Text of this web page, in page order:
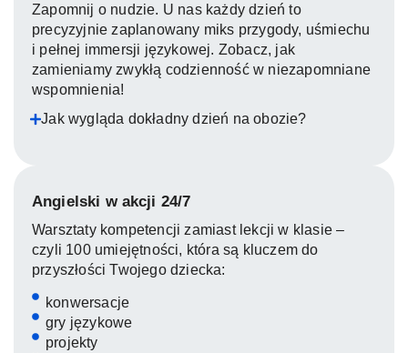
Zapomnij o nudzie. U nas każdy dzień to
precyzyjnie zaplanowany miks przygody, uśmiechu
i pełnej immersji językowej. Zobacz, jak
zamieniamy zwykłą codzienność w niezapomniane
wspomnienia!
Jak wygląda dokładny dzień na obozie?
Angielski w akcji 24/7
Warsztaty kompetencji zamiast lekcji w klasie –
czyli 100 umiejętności, która są kluczem do
przyszłości Twojego dziecka:
konwersacje
gry językowe
projekty